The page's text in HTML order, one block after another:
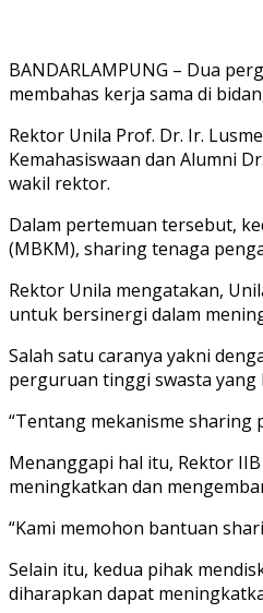
BANDARLAMPUNG – Dua
membahas kerja sama di
Rektor Unila Prof. Dr. Ir.
Kemahasiswaan dan Alumni
wakil rektor.
Dalam pertemuan tersebut,
(MBKM), sharing tenaga
Rektor Unila mengatakan,
untuk bersinergi dalam
Salah satu caranya yakni
perguruan tinggi swasta yang
“Tentang mekanisme sharing
Menanggapi hal itu, Rektor
meningkatkan dan
“Kami memohon bantuan
Selain itu, kedua pihak
diharapkan dapat